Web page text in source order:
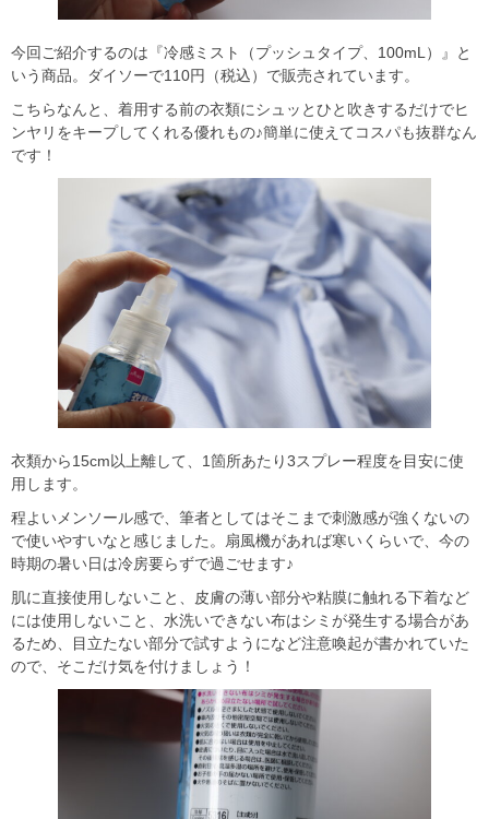
今回ご紹介するのは『冷感ミスト（プッシュタイプ、100mL）』と
いう商品。ダイソーで110円（税込）で販売されています。
こちらなんと、着用する前の衣類にシュッとひと吹きするだけでヒ
ンヤリをキープしてくれる優れもの♪簡単に使えてコスパも抜群なん
です！
衣類から15cm以上離して、1箇所あたり3スプレー程度を目安に使
用します。
程よいメンソール感で、筆者としてはそこまで刺激感が強くないの
で使いやすいなと感じました。扇風機があれば寒いくらいで、今の
時期の暑い日は冷房要らずで過ごせます♪
肌に直接使用しないこと、皮膚の薄い部分や粘膜に触れる下着など
には使用しないこと、水洗いできない布はシミが発生する場合があ
るため、目立たない部分で試すようになど注意喚起が書かれていた
ので、そこだけ気を付けましょう！